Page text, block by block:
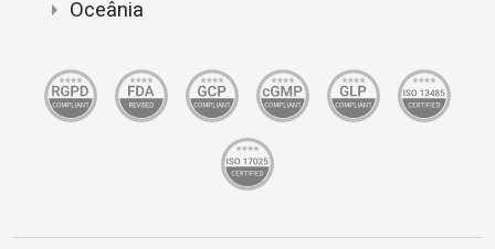
Oceânia